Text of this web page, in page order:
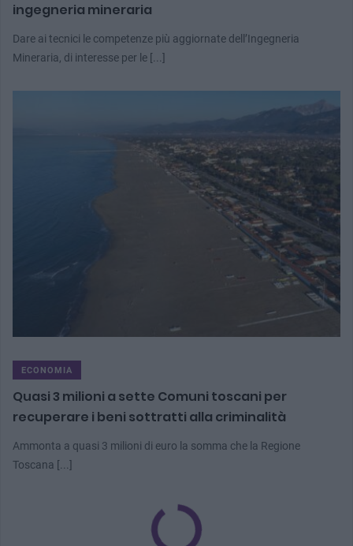
ingegneria mineraria
Dare ai tecnici le competenze più aggiornate dell’Ingegneria
Mineraria, di interesse per le [...]
ECONOMIA
Quasi 3 milioni a sette Comuni toscani per
recuperare i beni sottratti alla criminalità
Ammonta a quasi 3 milioni di euro la somma che la Regione
Toscana [...]